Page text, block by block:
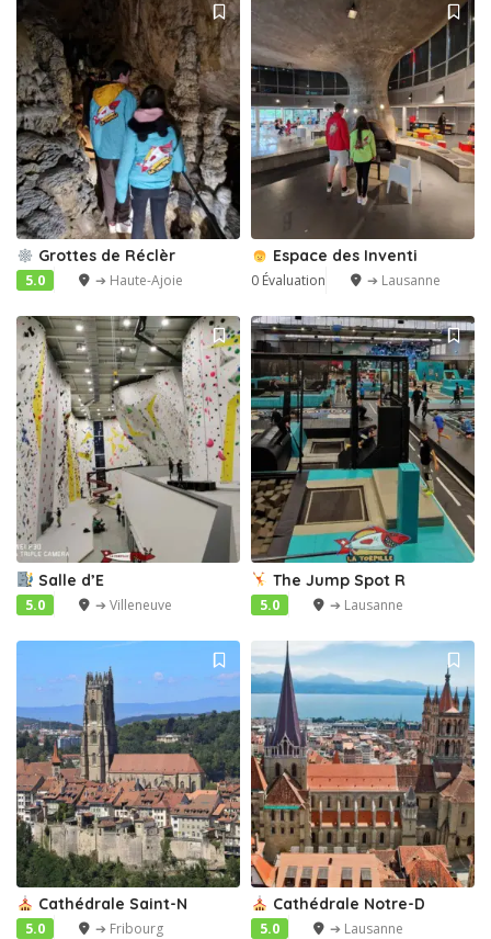
Grottes de Réclèr
5.0 ➔ Haute-Ajoie
Espace des Inventi
0 Évaluation ➔ Lausanne
Salle d’E
5.0 ➔ Villeneuve
The Jump Spot R
5.0 ➔ Lausanne
Cathédrale Saint-N
5.0 ➔ Fribourg
Cathédrale Notre-D
5.0 ➔ Lausanne